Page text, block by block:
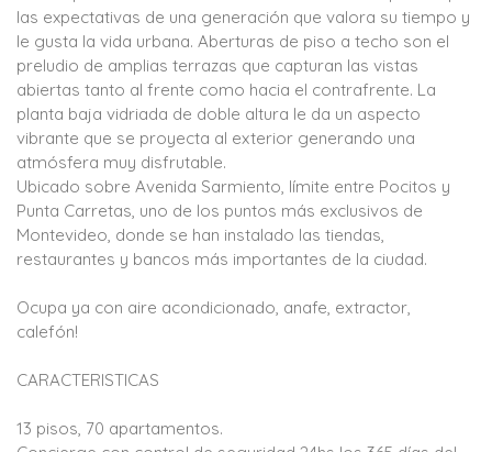
las expectativas de una generación que valora su tiempo y
le gusta la vida urbana. Aberturas de piso a techo son el
preludio de amplias terrazas que capturan las vistas
abiertas tanto al frente como hacia el contrafrente. La
planta baja vidriada de doble altura le da un aspecto
vibrante que se proyecta al exterior generando una
atmósfera muy disfrutable.
Ubicado sobre Avenida Sarmiento, límite entre Pocitos y
Punta Carretas, uno de los puntos más exclusivos de
Montevideo, donde se han instalado las tiendas,
restaurantes y bancos más importantes de la ciudad.
Ocupa ya con aire acondicionado, anafe, extractor,
calefón!
CARACTERISTICAS
13 pisos, 70 apartamentos.